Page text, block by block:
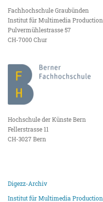
Fachhochschule Graubünden
Institut für Multimedia Production
Pulvermühlestrasse 57
CH-7000 Chur
Hochschule der Künste Bern
Fellerstrasse 11
CH-3027 Bern
Digezz-Archiv
Institut für Multimedia Production